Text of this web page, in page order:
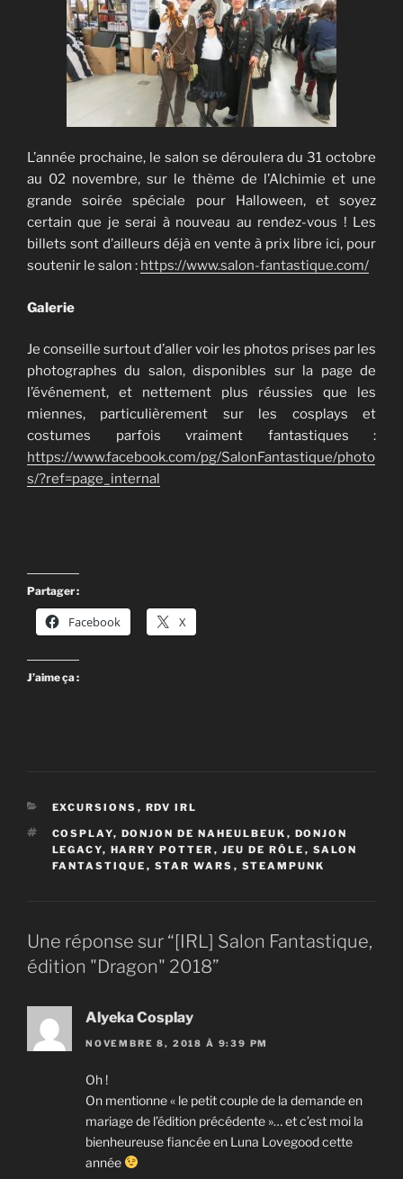
L’année prochaine, le salon se déroulera du 31 octobre
au 02 novembre, sur le thème de l’Alchimie et une
grande soirée spéciale pour Halloween, et soyez
certain que je serai à nouveau au rendez-vous ! Les
billets sont d’ailleurs déjà en vente à prix libre ici, pour
soutenir le salon : https://www.salon-fantastique.com/
Galerie
Je conseille surtout d’aller voir les photos prises par les
photographes du salon, disponibles sur la page de
l’événement, et nettement plus réussies que les
miennes, particulièrement sur les cosplays et
costumes parfois vraiment fantastiques :
https://www.facebook.com/pg/SalonFantastique/photo
s/?ref=page_internal
Partager :
Facebook X
J’aime ça :
CATÉGORIES
EXCURSIONS , RDV IRL
ÉTIQUETTES
COSPLAY, DONJON DE NAHEULBEUK , DONJON
LEGACY, HARRY POTTER , JEU DE RÔLE , SALON
FANTASTIQUE , STAR WARS , STEAMPUNK
Une réponse sur “[IRL] Salon Fantastique,
édition "Dragon" 2018”
Alyeka Cosplay
NOVEMBRE 8, 2018 À 9:39 PM
Oh !
On mentionne « le petit couple de la demande en
mariage de l’édition précédente »… et c’est moi la
bienheureuse fiancée en Luna Lovegood cette
année